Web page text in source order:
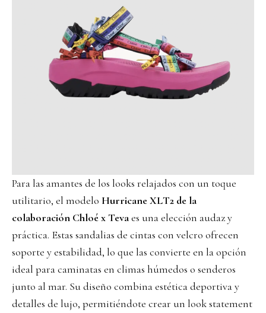
Para las amantes de los looks relajados con un toque
utilitario, el modelo Hurricane XLT2 de la
colaboración Chloé x Tevaes una elección audaz y
práctica. Estas sandalias de cintas con velcro ofrecen
soporte y estabilidad, lo que las convierte en la opción
ideal para caminatas en climas húmedos o senderos
junto al mar. Su diseño combina estética deportiva y
detalles de lujo, permitiéndote crear un look statement